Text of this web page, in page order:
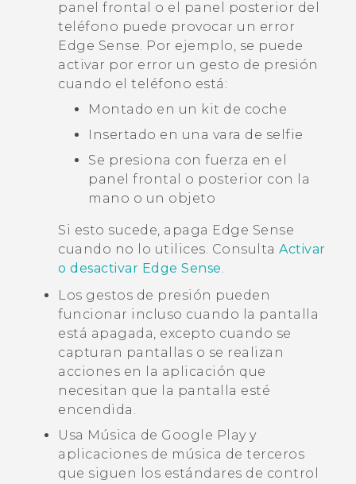
panel frontal o el panel posterior del
teléfono puede provocar un error
Edge Sense. Por ejemplo, se puede
activar por error un gesto de presión
cuando el teléfono está:
Montado en un kit de coche
Insertado en una vara de selfie
Se presiona con fuerza en el
panel frontal o posterior con la
mano o un objeto
Si esto sucede, apaga Edge Sense
cuando no lo utilices. Consulta Activar
o desactivar Edge Sense.
Los gestos de presión pueden
funcionar incluso cuando la pantalla
está apagada, excepto cuando se
capturan pantallas o se realizan
acciones en la aplicación que
necesitan que la pantalla esté
encendida.
Usa Música de Google Playy
aplicaciones de música de terceros
que siguen los estándares de control